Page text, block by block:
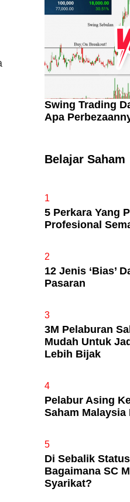
Swing Trading
Apa
Belajar Saham
1
5 Perkara Yang
Profesional
2
12 Jenis ‘Bias’
Pasaran
3
3M Pelaburan
Mudah Untuk
Lebih Bijak
4
Pelabur Asing
Saham Malaysia
5
Di Sebalik
Bagaimana SC
Syarikat?
Kenali
Yang Selalu
Tu?